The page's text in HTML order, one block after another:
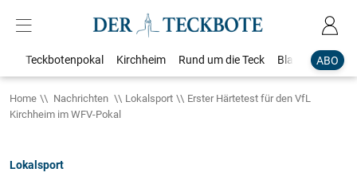
ABO
Teckbotenpokal Kirchheim Rund um die Teck Blaulicht
Home Nachrichten Lokalsport
Erster Härtetest für den VfL
Kirchheim im WFV-Pokal
Lokalsport